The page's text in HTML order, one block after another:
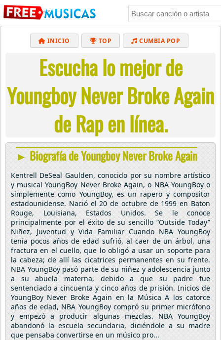
INICIO TOP CUMBIA POP
BACHATA POP MUSICA CRISTIANA
REGGAETON BALADAS ALTERNATIVO
ELECTRÓNICA CUMBIAS
Escucha lo mejor de
Youngboy Never Broke Again
de Rap en línea.
► Biografía de Youngboy Never Broke Again
Kentrell DeSeal Gaulden, conocido por su nombre artístico
y musical YoungBoy Never Broke Again, o NBA YoungBoy o
simplemente como YoungBoy, es un rapero y compositor
estadounidense. Nació el 20 de octubre de 1999 en Baton
Rouge, Louisiana, Estados Unidos. Se le conoce
principalmente por el éxito de su sencillo “Outside Today”
Niñez, Juventud y Vida Familiar Cuando NBA YoungBoy
tenía pocos años de edad sufrió, al caer de un árbol, una
fractura en el cuello, que lo obligó a usar un soporte para
la cabeza; de allí las cicatrices permanentes en su frente.
NBA YoungBoy pasó parte de su niñez y adolescencia junto
a su abuela materna, debido a que su padre fue
sentenciado a cincuenta y cinco años de prisión. Inicios de
YoungBoy Never Broke Again en la Música A los catorce
años de edad, NBA YoungBoy compró su primer micrófono
y empezó a producir algunas mezclas. NBA YoungBoy
abandonó la escuela secundaria, diciéndole a su madre
que pensaba convertirse en un músico pro...